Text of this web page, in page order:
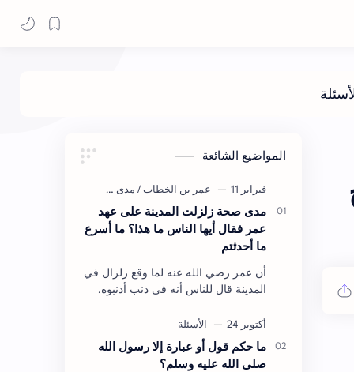
المواضيع الشائعة
مدى صحة زلزلت المدينة على عهد
عمر فقال أيها الناس ما هذا؟ ما أسرع
ما أحدثتم
أن عمر رضي الله عنه لما وقع زلزال في
المدينة قال للناس أنه في ذنب أذنبوه.
معناه أخرجه ابن أبي الدنيا في العقوبات
(ص3…
ما حكم قول أو عبارة إلا رسول الله
صلى الله عليه وسلم؟